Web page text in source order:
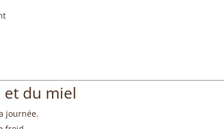
et du miel
journée.